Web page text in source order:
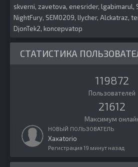
skverni zavetova enesrider lgabimarul
NightFury SEM0209 lIycher Alckatraz
DjonTek2 koncepvatop
СТАТИСТИКА
119872
Пользователей
21612
Максимум
НОВЫЙ ПОЛЬЗОВАТЕЛЬ
Xaxatorio
Регистрация 19 минут назад